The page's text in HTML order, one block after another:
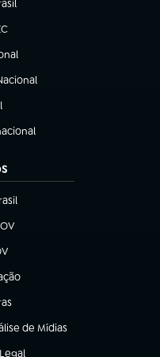
aba)
aba)
nova aba)
aba)
aba)
aba)
aba)
aba)
de Mídias